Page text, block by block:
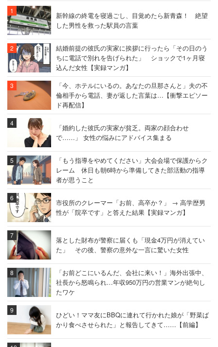
新幹線の終電を寝過ごし、目覚めたら新青森！ 絶望
した男性を救った駅員の言葉
結婚前提の彼氏の実家に挨拶に行ったら「その日のう
ちに電話で別れを告げられた」 ショックで1ヶ月寝
込んだ女性【実録マンガ】
「今、ホテルにいるの。あなたの旦那さんと」夫の不
倫相手から電話、妻が返した言葉は…【衝撃エピソー
ド再配信】
「婚約した彼氏の実家が貧乏。両家の顔合わせ
で……」 女性の悩みにアドバイス集まる
「もう指導をやめてください」大会会場で保護からク
レーム 休日も朝6時から準備してきた部活動の指導
者が思うこと
市役所のクレーマー「お前、高卒か？」 → 高学歴男
性が「院卒です」と答えた結果【実録マンガ】
落とした財布が警察に届くも「現金4万円が消えてい
た」 その後、警察の意外な一言に驚いた女性
「お前どこにいるんだ、会社に来い！」海外出張中、
社長から怒鳴られ…年収950万円の営業マンが絶句し
たワケ
ひどい！ママ友にBBQに連れて行かれた娘が「野菜ば
かり食べさせられた」と報告してきて……【前編】